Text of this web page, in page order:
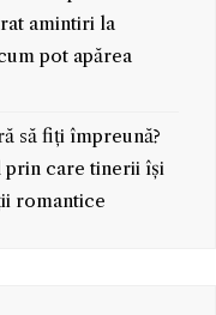
amintiri la
pot apărea
să fiți împreună?
prin care tinerii își
romantice